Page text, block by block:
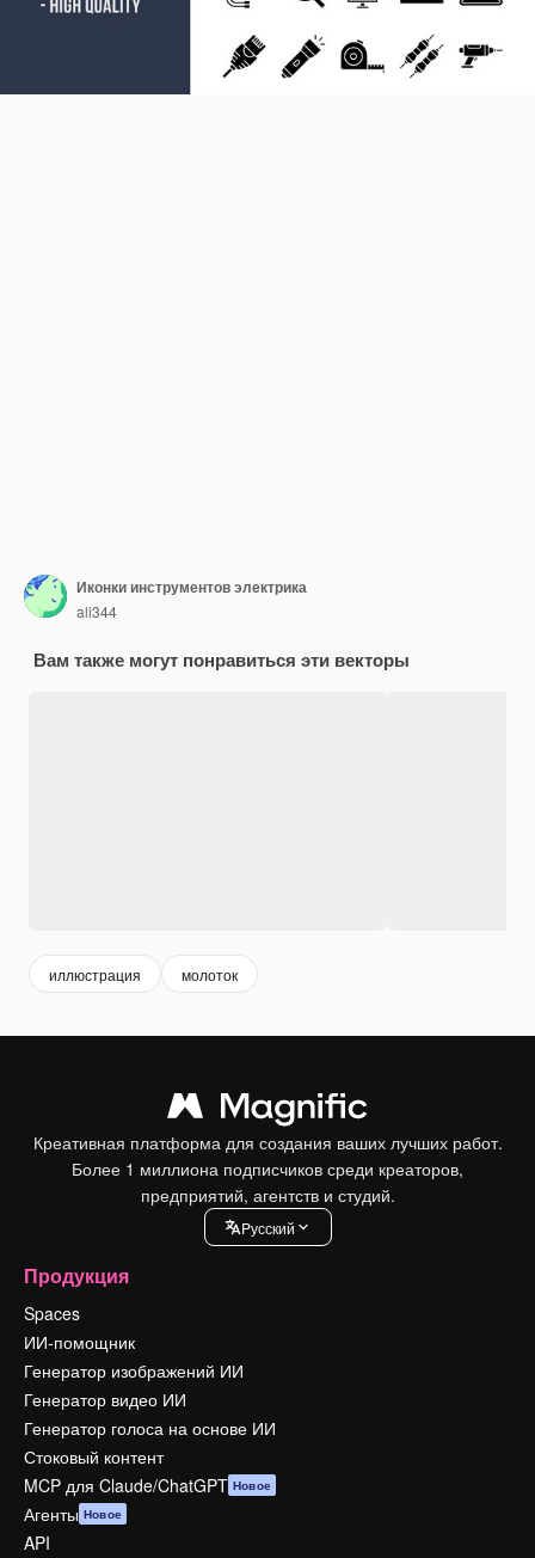
Иконки инструментов электрика
ali344
Вам также могут понравиться эти векторы
иллюстрация молоток
Креативная платформа для создания ваших лучших работ.
Более 1 миллиона подписчиков среди креаторов,
предприятий, агентств и студий.
Pусский
Продукция
Spaces
ИИ-помощник
Генератор изображений ИИ
Генератор видео ИИ
Генератор голоса на основе ИИ
Стоковый контент
MCP для Claude/ChatGPT Новое
Агенты Новое
API